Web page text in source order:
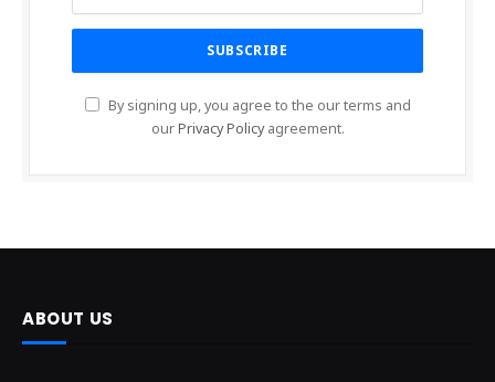
By signing up, you agree to the our terms and
ourPrivacy Policyagreement.
ABOUT US